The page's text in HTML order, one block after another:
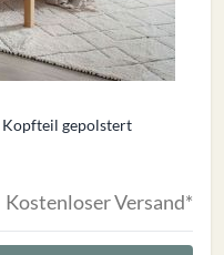
Kopfteil gepolstert
Kostenloser Versand*